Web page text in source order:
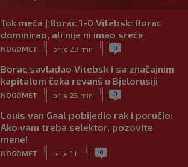
Tok meča | Borac 1-0 Vitebsk: Borac
dominirao, ali nije ni imao sreće
NOGOMET
|
prije 23 min
| 0
Borac savladao Vitebsk i sa značajnim
kapitalom čeka revanš u Bjelorusiji
NOGOMET
|
prije 25 min
| 0
Louis van Gaal pobijedio rak i poručio:
Ako vam treba selektor, pozovite
mene!
NOGOMET
|
prije 1 h
| 0